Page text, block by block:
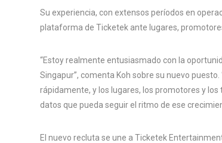
Su experiencia, con extensos períodos en
plataforma de Ticketek ante lugares,
“Estoy realmente entusiasmado con la
Singapur”, comenta Koh sobre su nuevo
rápidamente, y los lugares, los promotores y
datos que pueda seguir el ritmo de ese
El nuevo recluta se une a Ticketek